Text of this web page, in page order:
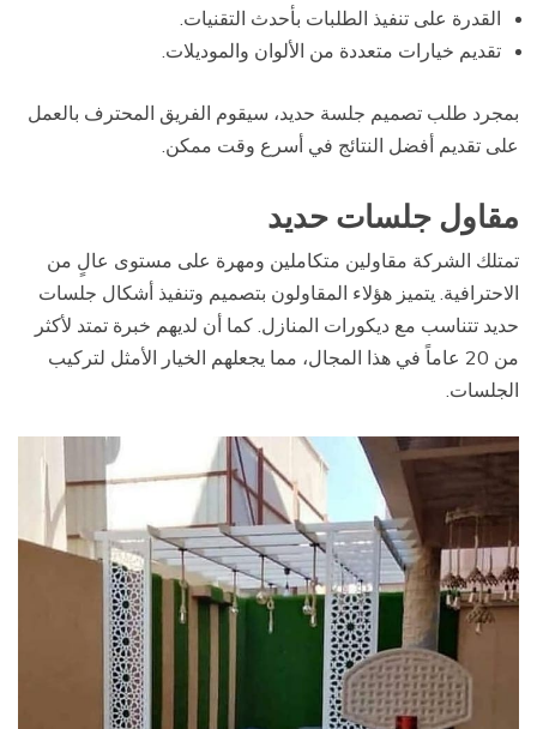
القدرة على تنفيذ الطلبات بأحدث التقنيات.
تقديم خيارات متعددة من الألوان والموديلات.
بمجرد طلب تصميم جلسة حديد، سيقوم الفريق المحترف بالعمل
على تقديم أفضل النتائج في أسرع وقت ممكن.
مقاول جلسات حديد
تمتلك الشركة مقاولين متكاملين ومهرة على مستوى عالٍ من
الاحترافية. يتميز هؤلاء المقاولون بتصميم وتنفيذ أشكال جلسات
حديد تتناسب مع ديكورات المنازل. كما أن لديهم خبرة تمتد لأكثر
من 20 عاماً في هذا المجال، مما يجعلهم الخيار الأمثل لتركيب
الجلسات.